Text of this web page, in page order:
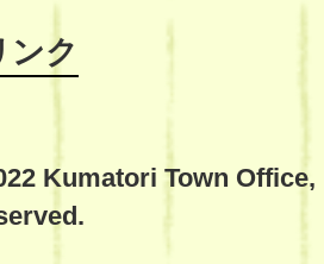
ンク
Kumatori Town Office,